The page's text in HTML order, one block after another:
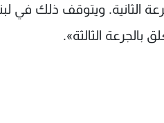
الثانية. ويتوقف ذلك في
بالجرعة الثالثة».